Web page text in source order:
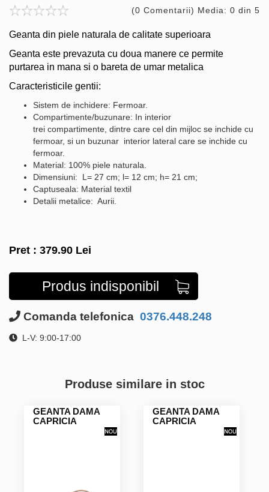
(0 Comentarii) Media: 0 din 5
Geanta din piele naturala de calitate superioara
Geanta este prevazuta cu doua manere ce permite
purtarea in mana si o bareta de umar metalica
Caracteristicile gentii:
Sistem de inchidere: Fermoar.
Compartimente/buzunare: In interior
trei compartimente, dintre care cel din mijloc se inchide cu
fermoar, si un buzunar interior lateral care se inchide cu
fermoar.
Material: 100% piele naturala.
Dimensiuni: L= 27 cm; l= 12 cm; h= 21 cm;
Captuseala: Material textil
Detalii metalice: Aurii.
Pret : 379.90 Lei
Produs indisponibil
Comanda telefonica 0376.448.248
L-V: 9:00-17:00
Produse similare in stoc
GEANTA DAMA
CAPRICIA
GEANTA DAMA
CAPRICIA